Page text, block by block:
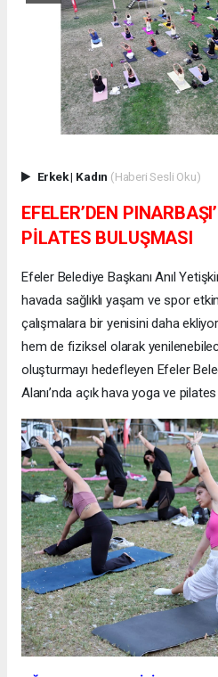
Erkek| Kadın (Haberi Sesli Oku)
EFELER’DEN
PİLATES BULUŞMASI
Efeler Belediye Başkanı Anıl
havada sağlıklı yaşam ve spor
çalışmalara bir yenisini daha
hem de fiziksel olarak
oluşturmayı hedefleyen Efeler
Alanı’nda açık hava yoga ve